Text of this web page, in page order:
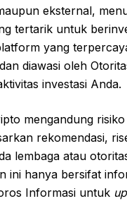
eksternal,
tertarik untuk
yang
diawasi oleh
investasi Anda.
mengandung
rekomendasi,
lembaga atau
ini hanya bersifat
Informasi untuk